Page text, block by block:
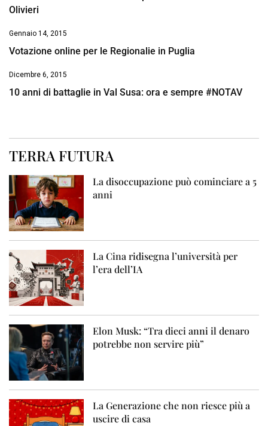
Olivieri
Gennaio 14, 2015
Votazione online per le Regionalie in Puglia
Dicembre 6, 2015
10 anni di battaglie in Val Susa: ora e sempre #NOTAV
TERRA FUTURA
La disoccupazione può cominciare a 5
anni
La Cina ridisegna l’università per
l’era dell’IA
Elon Musk: “Tra dieci anni il denaro
potrebbe non servire più”
La Generazione che non riesce più a
uscire di casa